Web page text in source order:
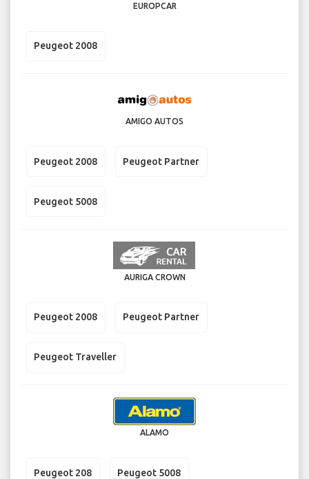
EUROPCAR
Peugeot 2008
AMIGO AUTOS
Peugeot 2008 Peugeot Partner
Peugeot 5008
AURIGA CROWN
Peugeot 2008 Peugeot Partner
Peugeot Traveller
ALAMO
Peugeot 208 Peugeot 5008